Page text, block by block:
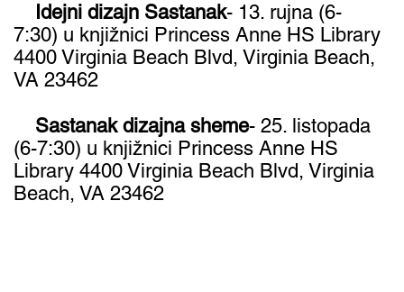
Idejni dizajn Sastanak- 13. rujna (6-
7:30) u knjižnici Princess Anne HS Library
4400 Virginia Beach Blvd, Virginia Beach,
VA 23462
Sastanak dizajna sheme- 25. listopada
(6-7:30) u knjižnici Princess Anne HS
Library 4400 Virginia Beach Blvd, Virginia
Beach, VA 23462